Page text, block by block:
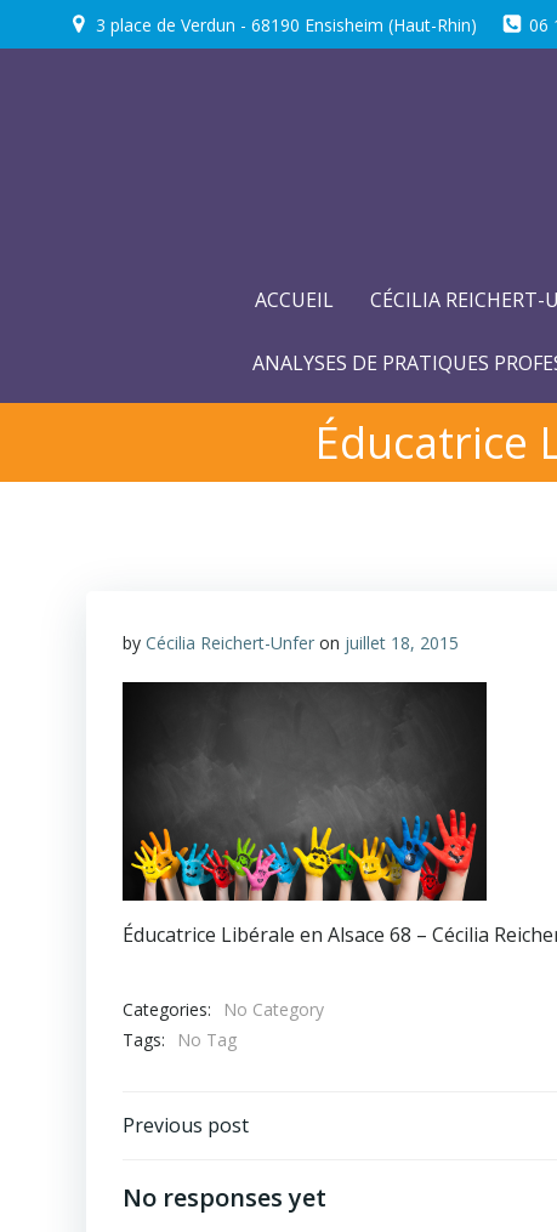
au
3 place de Verdun - 68190 Ensisheim (Haut-Rhin) 06
ACCUEIL CÉCILIA REICHERT-
ANALYSES DE PRATIQUES
Éducatrice
by Cécilia Reichert-Unfer on juillet 18, 2015
Éducatrice Libérale en Alsace 68 – Cécilia
Categories:
No Category
Tags:
No Tag
Post
navigation
Previous post
No responses yet